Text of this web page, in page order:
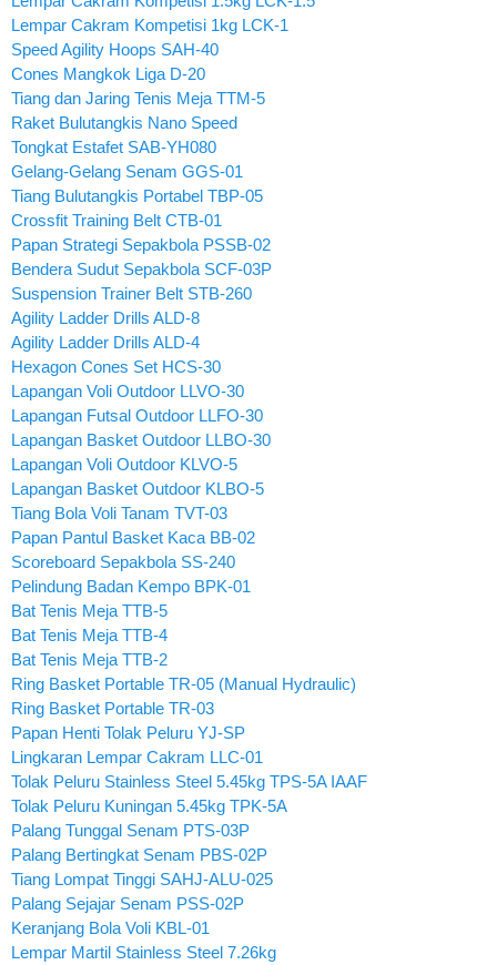
Lempar Cakram Kompetisi 1kg LCK-1
Speed Agility Hoops SAH-40
Cones Mangkok Liga D-20
Tiang dan Jaring Tenis Meja TTM-5
Raket Bulutangkis Nano Speed
Tongkat Estafet SAB-YH080
Gelang-Gelang Senam GGS-01
Tiang Bulutangkis Portabel TBP-05
Crossfit Training Belt CTB-01
Papan Strategi Sepakbola PSSB-02
Bendera Sudut Sepakbola SCF-03P
Suspension Trainer Belt STB-260
Agility Ladder Drills ALD-8
Agility Ladder Drills ALD-4
Hexagon Cones Set HCS-30
Lapangan Voli Outdoor LLVO-30
Lapangan Futsal Outdoor LLFO-30
Lapangan Basket Outdoor LLBO-30
Lapangan Voli Outdoor KLVO-5
Lapangan Basket Outdoor KLBO-5
Tiang Bola Voli Tanam TVT-03
Papan Pantul Basket Kaca BB-02
Scoreboard Sepakbola SS-240
Pelindung Badan Kempo BPK-01
Bat Tenis Meja TTB-5
Bat Tenis Meja TTB-4
Bat Tenis Meja TTB-2
Ring Basket Portable TR-05 (Manual Hydraulic)
Ring Basket Portable TR-03
Papan Henti Tolak Peluru YJ-SP
Lingkaran Lempar Cakram LLC-01
Tolak Peluru Stainless Steel 5.45kg TPS-5A IAAF
Tolak Peluru Kuningan 5.45kg TPK-5A
Palang Tunggal Senam PTS-03P
Palang Bertingkat Senam PBS-02P
Tiang Lompat Tinggi SAHJ-ALU-025
Palang Sejajar Senam PSS-02P
Keranjang Bola Voli KBL-01
Lempar Martil Stainless Steel 7.26kg